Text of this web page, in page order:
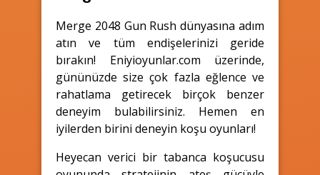
Merge 2048 Gun Rush dünyasına adım
atın ve tüm endişelerinizi geride
bırakın! Eniyioyunlar.com üzerinde,
gününüzde size çok fazla eğlence ve
rahatlama getirecek birçok benzer
deneyim bulabilirsiniz. Hemen en
iyilerden birini deneyin koşu oyunları!
Heyecan verici bir tabanca koşucusu